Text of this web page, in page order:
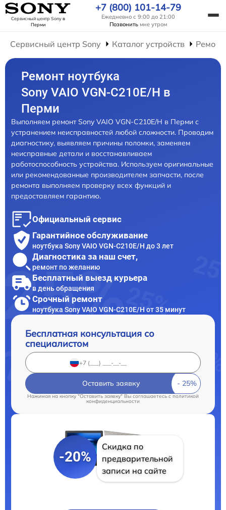
Сервисный центр Sonyв
Перми
+7 (800) 101-14-79
Ежедневно с 9:00 до 21:00
Позвонить мне утром
Сервисный центр Sony Каталог устройств
Ремонт ноутбука
Sony VAIO VGN-C210E/H в
Перми
Выполняем ремонт Sony VAIO VGN-C210E/H в Перми с
устранением неисправностей любой сложности. Проводим
диагностику, выявляем причины поломки, заменяем
неисправные детали и восстанавливаем
работоспособность устройства. Используем оригинальные
или рекомендованные производителем запчасти, после
ремонта выполняем проверку всех функций и
предоставляем гарантию.
Официальный сервис
Гарантийное обслуживание
ноутбука Sony VAIO VGN-C210E/H до 3 лет
Диагностика за наш счет,
ремонт по желанию
Бесплатный выезд курьера
в день обращения
Срочный ремонт
ноутбука Sony VAIO VGN-C210E/H от 35 минут
Бесплатная консультация со
специалистом
Оставить заявку
Нажимая на кнопку "Оставить заявку" Вы соглашаетесь cполитикой
конфиденциальности
-20%
Скидка по
предварительной
записи на сайте